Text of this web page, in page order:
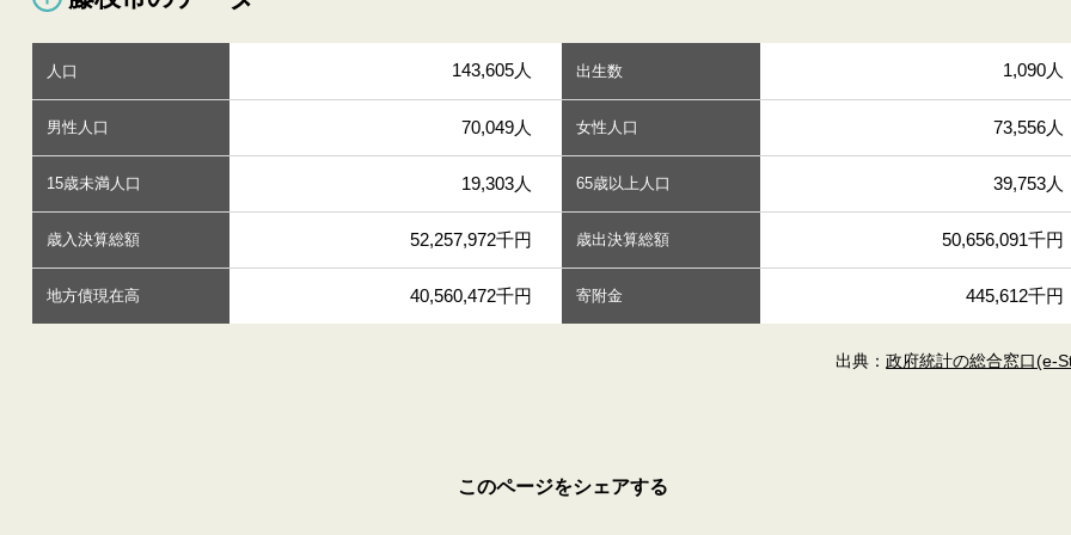
人口 143,605人 出生数 1,090人
男性人口 70,049人 女性人口 73,556人
15歳未満人口 19,303人 65歳以上人口 39,753人
歳入決算総額 52,257,972千円 歳出決算総額 50,656,091千円
地方債現在高 40,560,472千円 寄附金 445,612千円
出典：政府統計の総合窓口(e-
このページをシェアする